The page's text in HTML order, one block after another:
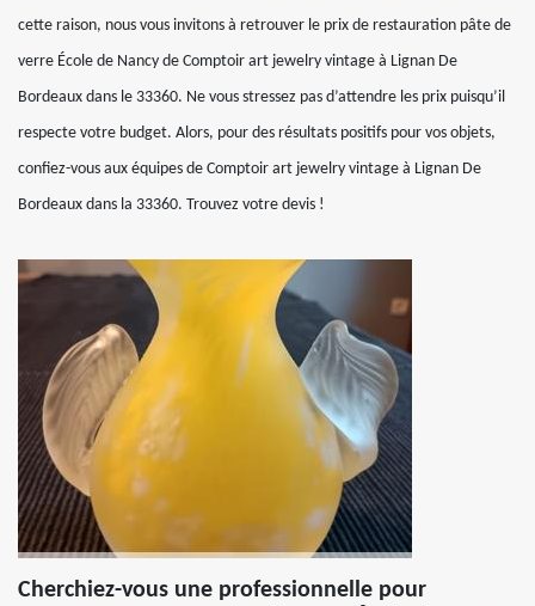
cette raison, nous vous invitons à retrouver le prix de restauration pâte de
verre École de Nancy de Comptoir art jewelry vintage à Lignan De
Bordeaux dans le 33360. Ne vous stressez pas d’attendre les prix puisqu’il
respecte votre budget. Alors, pour des résultats positifs pour vos objets,
confiez-vous aux équipes de Comptoir art jewelry vintage à Lignan De
Bordeaux dans la 33360. Trouvez votre devis !
Cherchiez-vous une professionnelle pour